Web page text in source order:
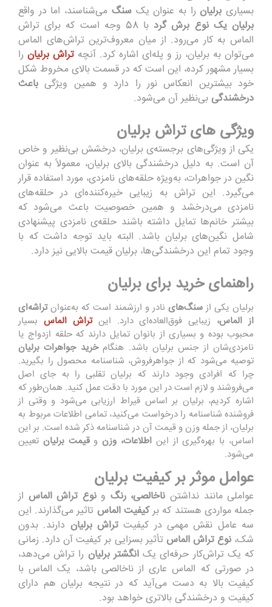
بسیاری برلیان را به عنوان یکسنگ میشناسند، اما در واقع
برلیان یک نوع برش گرد با58 وجه است که
برای تراش
الماس بهکار می‌رود. از میان معروف‌ترینتراش‌های الماس
می‌توان به برلیان، رز و پلهای اشاره کرد. آنچه تراش برلیان را
بسیار مشهور کرده، این است که در قسمت بالای مخروط شکل
خود بیشترین انعکاس نور را دارد وهمین ویژگی باعث
درخشندگی بی‌نظیرآن میشود.
ویژگی های تراش برلیان
یکی از ویژگیهای برجسته‌یبرلیان، درخشش بینظیر و خاص
آن است.به دلیل درخشندگی بالای برلیان، معمولاً به عنوان
نگین در جواهرات، به‌ویژه حلقه‌های نامزدی، مورد استفاده قرار
می‌گیرد. این تراشبه زیبایی خیره‌کننده‌ای در حلقه‌های
نامزدیمی‌درخشد و همین خصوصیت باعث می‌شود که
بیشتر خانم‌ها تمایل داشته باشند حلقه‌ینامزدی پیشنهادی
شامل نگین‌های برلیان باشد. البته باید توجه داشتکه با
وجود تمام این درخشندگی‌ها، برلیان قیمت بالایی نیز دارد.
راهنمای خرید برای برلیان
برلیان یکی از سنگهای نادر و ارزشمند است که بهعنوانتراشه‌ای
از الماس، زیبایی فوق‌العادهای دارد. اینتراش الماس بسیار
محبوب بوده و بسیاری از بانوان تمایل دارند کهحلقه ازدواج یا
نامزدی‌شان از جنس برلیان باشد. هنگامخرید جواهرات برلیان
توصیه می‌شود که از جواهرفروش، شناسنامه محصول را بگیرید.
چرا که افرادیوجوددارند که برلیان تقلبی را به جای اصل
میفروشند و لزم استدر این مورد با دقتعمل کنید. همانطور که
اشارهکردیم، برلیان بر اساس قیراط ارزیابیمیشود و وقتی از
فروشنده شناسنامه رادرخواست میکنید، تمامی اطلاعات مربوط به
برلیان، از جمله وزن و قیمت آن در شناسنامه ذکر شده است. بر این
اساس، با بهره‌گیری از این اطلاعات، وزنوقیمت برلیان تعین
می‌شود.
عوامل موثر بر کیفیت برلیان
عواملی مانند نداشتن ناخالصی، رنگ ونوع تراش الماس از
جملهمواردی هستند که برکیفیت الماس تاثیرمی‌گذارند. این
سه عامل نقش مهمی در کیفیت تراش برلیان دارند. بدون
شک، نوع تراش الماس تأثیر بسزایی بر کیفیت آن دارد. زمانی
که یک تراشکار حرفهای یکانگشتر برلیان را تراش میدهد،
درصورتی که الماس عاری ازناخالصیباشد، یکالماس با
کیفیتبالا به دست می‌آیدکه در نتیجه برلیان هم دارای
کیفیت و درخشندگی بالاتری خواهد بود.